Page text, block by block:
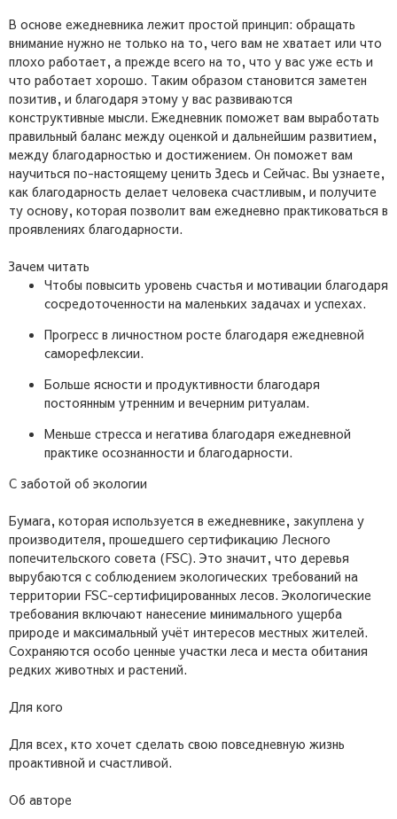
В основе ежедневника лежит простой принцип: обращать
внимание нужно не только на то, чего вам не хватает или что
плохо работает, а прежде всего на то, что у вас уже есть и
что работает хорошо. Таким образом становится заметен
позитив, и благодаря этому у вас развиваются
конструктивные мысли. Ежедневник поможет вам выработать
правильный баланс между оценкой и дальнейшим развитием,
между благодарностью и достижением. Он поможет вам
научиться по-настоящему ценить Здесь и Сейчас. Вы узнаете,
как благодарность делает человека счастливым, и получите
ту основу, которая позволит вам ежедневно практиковаться в
проявлениях благодарности.
Зачем читать
Чтобы повысить уровень счастья и мотивации благодаря
сосредоточенности на маленьких задачах и успехах.
Прогресс в личностном росте благодаря ежедневной
саморефлексии.
Больше ясности и продуктивности благодаря
постоянным утренним и вечерним ритуалам.
Меньше стресса и негатива благодаря ежедневной
практике осознанности и благодарности.
С заботой об экологии
Бумага, которая используется в ежедневнике, закуплена у
производителя, прошедшего сертификацию Лесного
попечительского совета (FSC). Это значит, что деревья
вырубаются с соблюдением экологических требований на
территории FSC-сертифицированных лесов. Экологические
требования включают нанесение минимального ущерба
природе и максимальный учёт интересов местных жителей.
Сохраняются особо ценные участки леса и места обитания
редких животных и растений.
Для кого
Для всех, кто хочет сделать свою повседневную жизнь
проактивной и счастливой.
Об авторе